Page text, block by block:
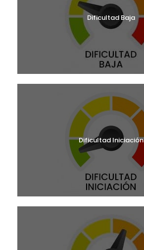
Dificultad Baja
Dificultad Iniciación